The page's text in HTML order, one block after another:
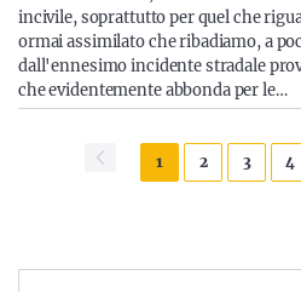
incivile, soprattutto per quel che
ormai assimilato che ribadiamo, a
dall'ennesimo incidente stradale
che evidentemente abbonda per le…
1 2 3 4